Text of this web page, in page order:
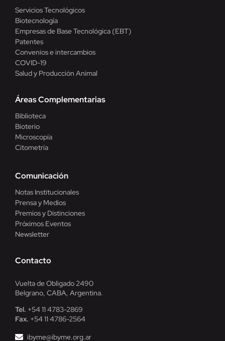
Servicios Tecnológicos
Biotecnología
Empresas de Base Tecnológica (EBT)
Patentes
Convenios e intercambios
COVID-19
Salud y Producción Animal
Áreas Complementarias
Biblioteca
Bioterio
Microscopía
Citometría
Comunicación
Notas Institucionales
Prensa y Medios
Premios y Distinciones
Próximos Eventos
Newsletter
Contacto
Vuelta de Obligado 2490
Belgrano, CABA, Argentina.
Tel. +54 11 4783-2869
Fax. +54 11 4786-2564
ibyme@ibyme.org.ar